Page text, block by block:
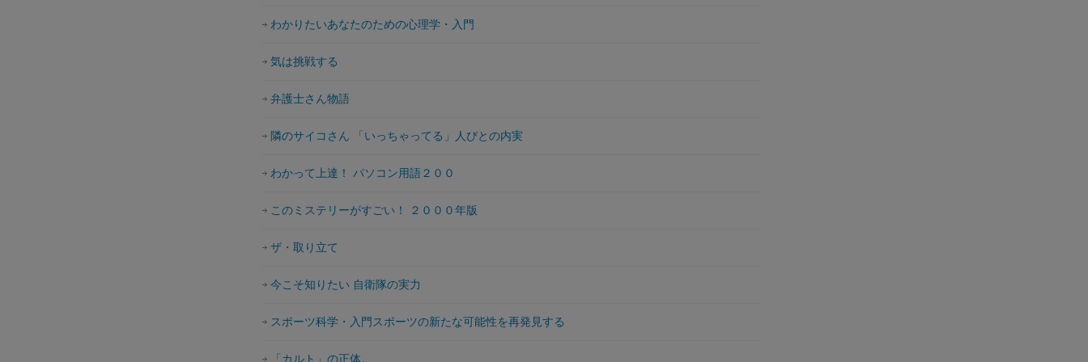
わかりたいあなたのための心理学・入門
気は挑戦する
弁護士さん物語
隣のサイコさん 「いっちゃってる」人びとの内実
わかって上達！ パソコン用語２００
このミステリーがすごい！ ２０００年版
ザ・取り立て
今こそ知りたい 自衛隊の実力
スポーツ科学・入門スポーツの新たな可能性を再発見する
「カルト」の正体。